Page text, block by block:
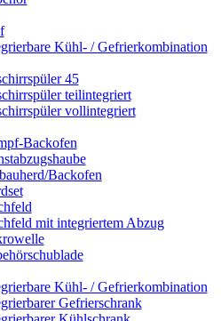
Kühl- / Gefrierkombination
45
teilintegriert
vollintegriert
Backofen
Backofen
mit integriertem Abzug
Kühl- / Gefrierkombination
Gefrierschrank